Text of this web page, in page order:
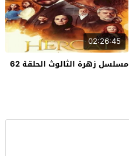
02:26:45
مسلسل زهرة الثالوث الحلقة 62